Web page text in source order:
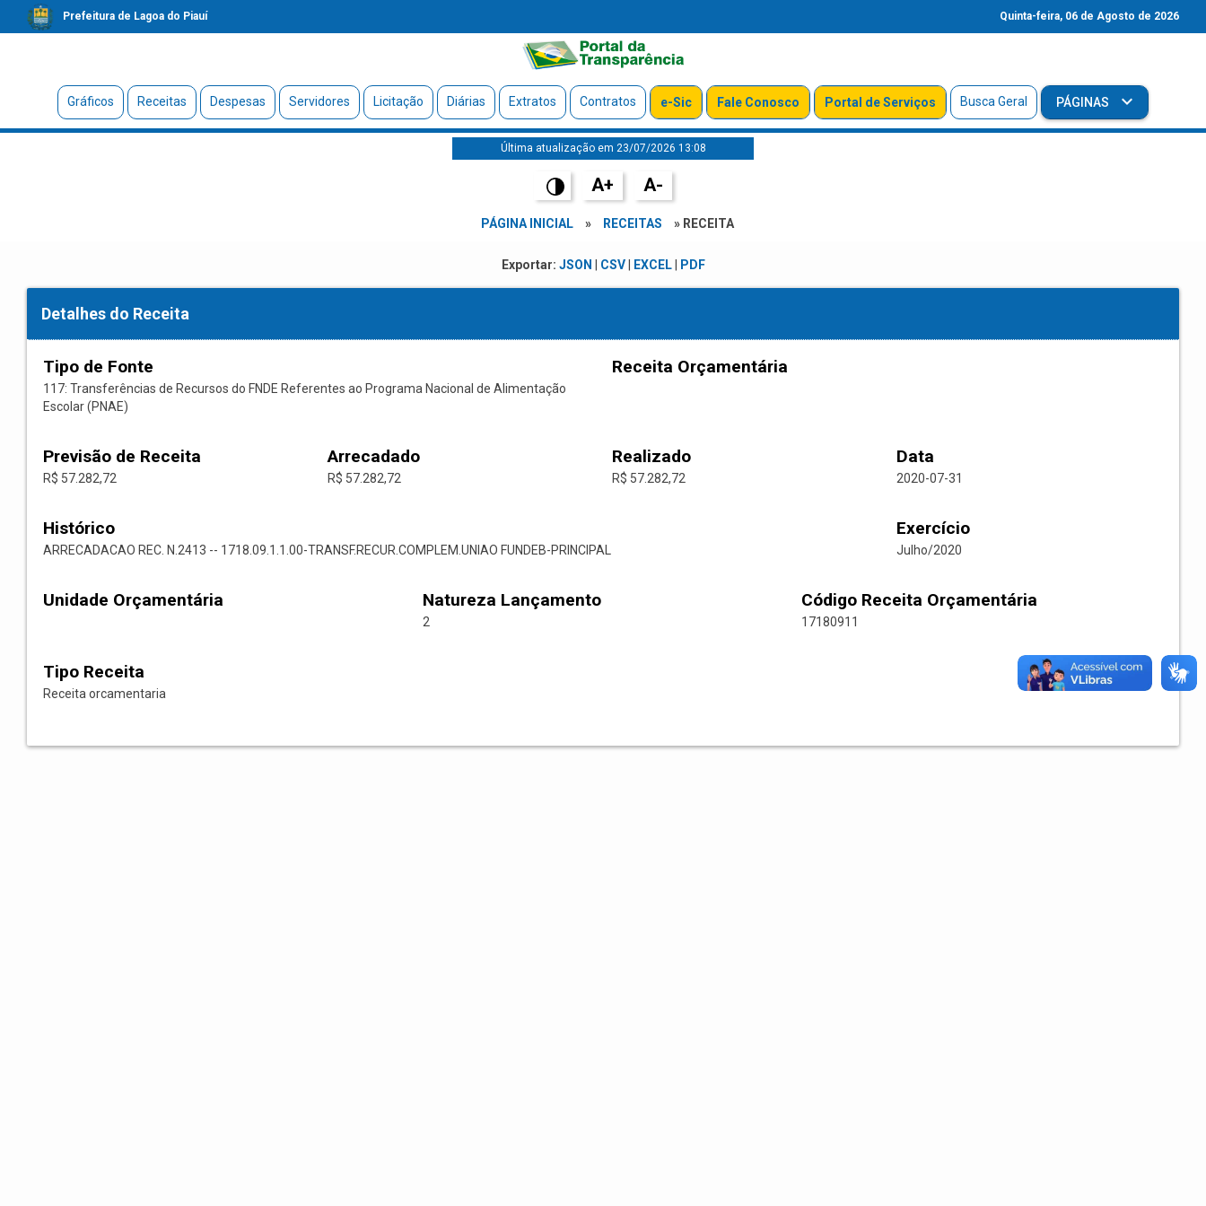
Prefeitura de Lagoa do Piauí Quinta-feira, 06 de Agosto de 2026
Gráficos Receitas Despesas Servidores Licitação Diárias Extratos Contratos e-Sic Fale Conosco Portal de Serviços Busca Geral PÁGINAS
Última atualização em 23/07/2026 13:08
A+ A-
PÁGINA INICIAL » RECEITAS » RECEITA
Exportar: JSON CSV| EXCEL| PDF
Detalhes do Receita
Tipo de Fonte
117: Transferências de Recursos do FNDE Referentes ao Programa Nacional de Alimentação
Escolar (PNAE)
Receita Orçamentária
Previsão de Receita
R$ 57.282,72
Arrecadado
R$ 57.282,72
Realizado
R$ 57.282,72
Data
2020-07-31
Histórico
ARRECADACAO REC. N.2413 -- 1718.09.1.1.00-TRANSF.RECUR.COMPLEM.UNIAO FUNDEB-PRINCIPAL
Exercício
Julho/2020
Unidade Orçamentária Natureza Lançamento
2
Código Receita Orçamentária
17180911
Tipo Receita
Receita orcamentaria